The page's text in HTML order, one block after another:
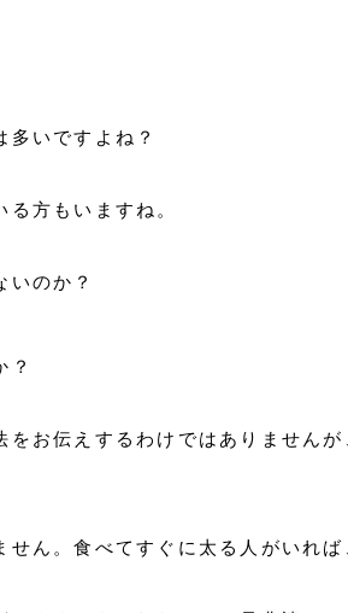
いですよね？
方もいますね。
いのか？
？
お伝えするわけではありません
ん。食べてすぐに太る人がいれ